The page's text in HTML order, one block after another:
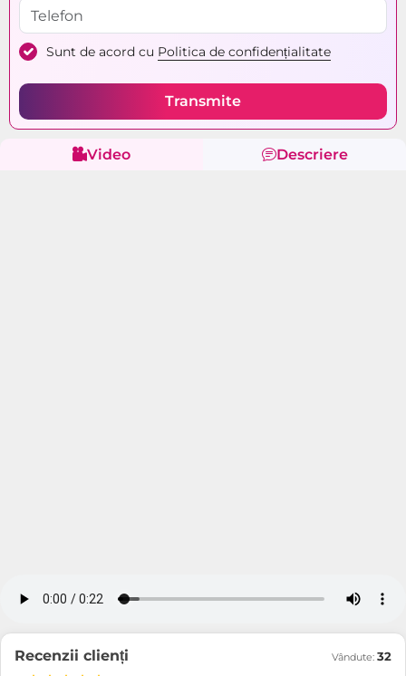
Sunt de acord cu Politica de confidențialitate
Transmite
Video Descriere
Recenzii clienți Vândute: 32